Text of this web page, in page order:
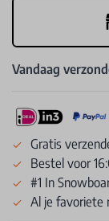
Vandaag
Gratis
Bestel voor
#1 In
Al je favoriete